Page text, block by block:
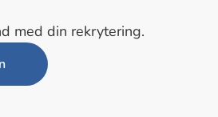
med din rekrytering.